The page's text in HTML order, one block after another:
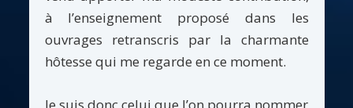
à l’enseignement proposé dans les
ouvrages retranscris par la charmante
hôtesse qui me regarde en ce moment.
Je suis donc celui que l’on pourra nommer